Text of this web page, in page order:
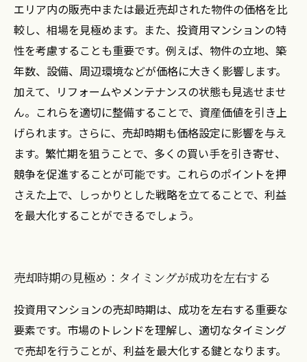
エリア内の販売中または最近売却された物件の価格を比
較し、相場を見極めます。また、投資用マンションの特
性を考慮することも重要です。例えば、物件の立地、築
年数、設備、周辺環境などが価格に大きく影響します。
加えて、リフォームやメンテナンスの状態も見逃せませ
ん。これらを適切に整備することで、資産価値を引き上
げられます。さらに、売却時期も価格設定に影響を与え
ます。繁忙期を狙うことで、多くの買い手を引き寄せ、
競争を促進することが可能です。これらのポイントを押
さえた上で、しっかりとした戦略を立てることで、利益
を最大化することができるでしょう。
売却時期の見極め：タイミングが成功を左右する
投資用マンションの売却時期は、成功を左右する重要な
要素です。市場のトレンドを理解し、適切なタイミング
で売却を行うことが、利益を最大化する鍵となります。